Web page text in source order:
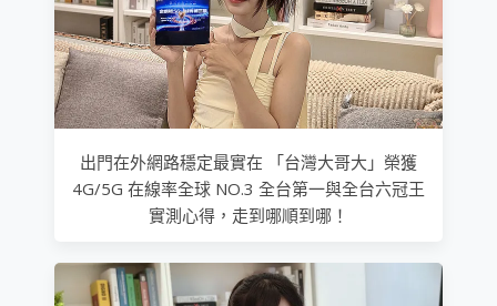
出門在外網路穩定最實在 「台灣大哥大」榮獲
4G/5G 在線率全球 NO.3 全台第一與全台六冠王
實測心得，走到哪順到哪！